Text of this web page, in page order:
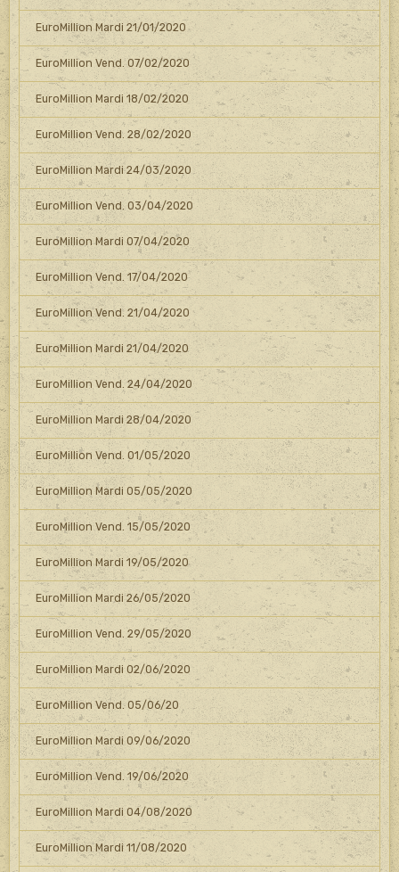
EuroMillion Mardi 21/01/2020
EuroMillion Vend. 07/02/2020
EuroMillion Mardi 18/02/2020
EuroMillion Vend. 28/02/2020
EuroMillion Mardi 24/03/2020
EuroMillion Vend. 03/04/2020
EuroMillion Mardi 07/04/2020
EuroMillion Vend. 17/04/2020
EuroMillion Vend. 21/04/2020
EuroMillion Mardi 21/04/2020
EuroMillion Vend. 24/04/2020
EuroMillion Mardi 28/04/2020
EuroMillion Vend. 01/05/2020
EuroMillion Mardi 05/05/2020
EuroMillion Vend. 15/05/2020
EuroMillion Mardi 19/05/2020
EuroMillion Mardi 26/05/2020
EuroMillion Vend. 29/05/2020
EuroMillion Mardi 02/06/2020
EuroMillion Vend. 05/06/20
EuroMillion Mardi 09/06/2020
EuroMillion Vend. 19/06/2020
EuroMillion Mardi 04/08/2020
EuroMillion Mardi 11/08/2020